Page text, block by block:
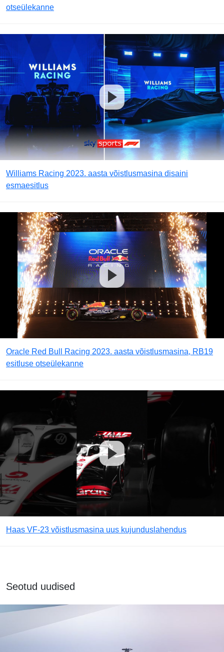
otseülekanne
Williams Racing 2023. aasta võistlusmasina disaini
esmaesitlus
Oracle Red Bull Racing 2023. aasta võistlusmasina, RB19
esitluse otseülekanne
Haas VF-23 võistlusmasina uus kujunduslahendus
Seotud uudised